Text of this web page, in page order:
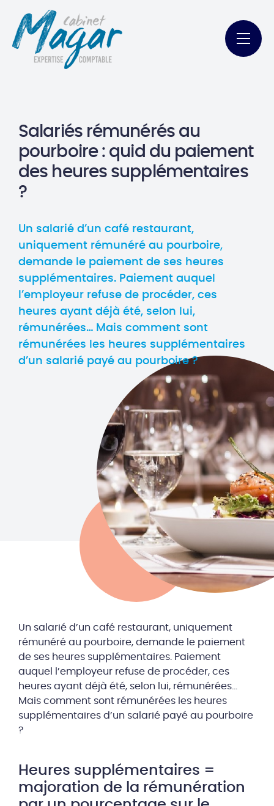
Salariés rémunérés au
pourboire : quid du paiement
des heures supplémentaires
?
Un salarié d’un café restaurant,
uniquement rémunéré au pourboire,
demande le paiement de ses heures
supplémentaires. Paiement auquel
l’employeur refuse de procéder, ces
heures ayant déjà été, selon lui,
rémunérées… Mais comment sont
rémunérées les heures supplémentaires
d’un salarié payé au pourboire ?
Un salarié d’un café restaurant, uniquement
rémunéré au pourboire, demande le paiement
de ses heures supplémentaires. Paiement
auquel l’employeur refuse de procéder, ces
heures ayant déjà été, selon lui, rémunérées…
Mais comment sont rémunérées les heures
supplémentaires d’un salarié payé au pourboire
?
Heures supplémentaires =
majoration de la rémunération